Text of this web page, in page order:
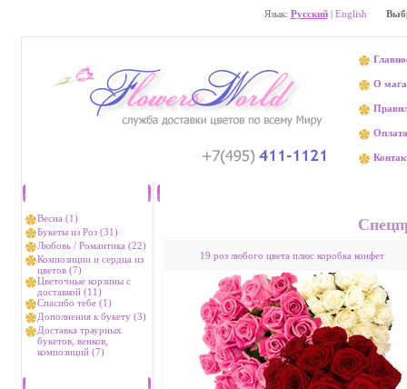
Язык: Русский| English
О
Оплата
Весна (1)
Букеты из Роз (31)
Любовь / Романтика (22)
Композиции и сердца из
цветов (7)
Цветочные корзины с
доставкой (11)
Спасибо тебе (1)
Дополнения к букету (3)
Доставка траурных
букетов, венков,
композиций (7)
19 роз любого цвета плюс коробка конфет